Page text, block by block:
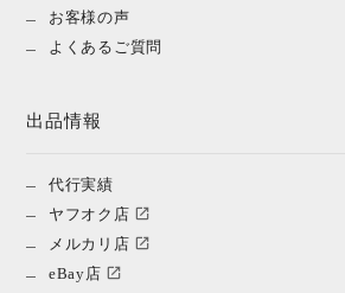
お客様の声
よくあるご質問
出品情報
代行実績
ヤフオク店
メルカリ店
eBay店